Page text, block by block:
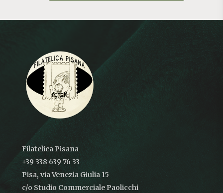
Filatelica Pisana
+39 338 639 76 33
Pisa, via Venezia Giulia 15
c/o Studio Commerciale Paolicchi